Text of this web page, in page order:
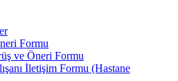
Formu
ve Öneri Formu
İletişim Formu (Hastane